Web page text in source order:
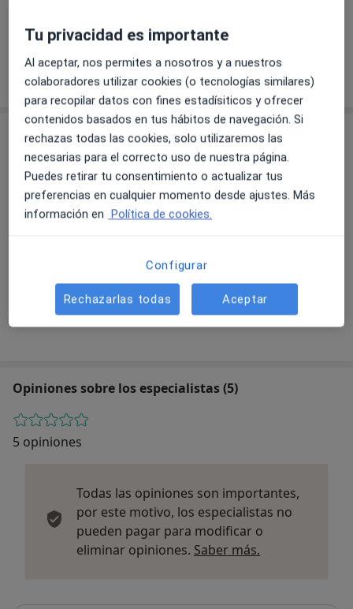
Dra. Carmen Iglesias Aguilar
Microbiólogo, Médico general
5 opiniones
Consulta
Ampliar
AVDA.RAMON CARANDE, 17 - BAJO, Sevilla 41013
Aseguradoras
Asisa
Opiniones sobre los especialistas (5)
5 opiniones
Todas las opiniones son importantes,
por este motivo, los especialistas no
pueden pagar para modificar o
eliminar opiniones. Saber más.
Tu privacidad es importante
Al aceptar, nos permites a nosotros y a nuestros
colaboradores utilizar cookies (o tecnologías similares)
para recopilar datos con fines estadísiticos y ofrecer
contenidos basados en tus hábitos de navegación. Si
rechazas todas las cookies, solo utilizaremos las
necesarias para el correcto uso de nuestra página.
Puedes retirar tu consentimiento o actualizar tus
preferencias en cualquier momento desde ajustes. Más
información en Política de cookies.
Configurar
Rechazarlas todas Aceptar